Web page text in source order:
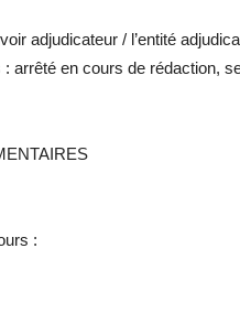
adjudicateur / l’entité
arrêté en cours de rédaction,
: